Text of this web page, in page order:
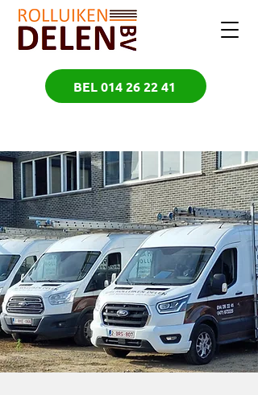
BEL 014 26 22 41